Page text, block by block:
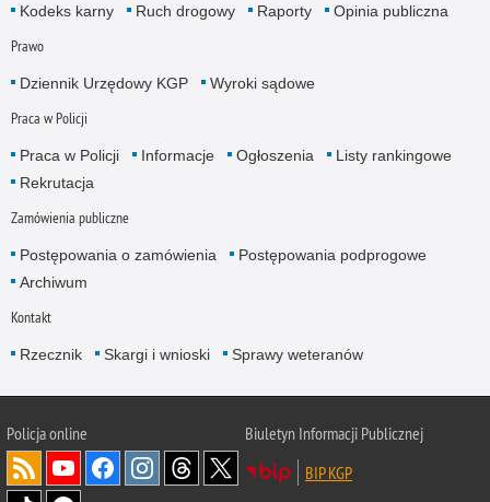
Kodeks karny
Ruch drogowy Raporty Opinia publiczna
Prawo
Dziennik Urzędowy KGP Wyroki sądowe
Praca w Policji
Praca w Policji Informacje Ogłoszenia
Listy rankingowe
Rekrutacja
Zamówienia publiczne
Postępowania o zamówienia
Postępowania podprogowe
Archiwum
Kontakt
Rzecznik Skargi i wnioski Sprawy weteranów
Policjaonline
Biuletyn Informacji Publicznej
BIP KGP